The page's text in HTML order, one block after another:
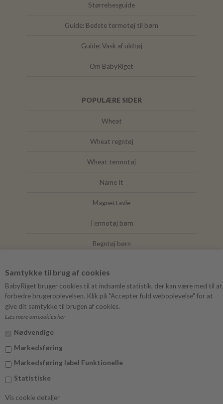
Samtykke til brug af cookies
BabyRiget bruger cookies til at indsamle statistik, der kan være med til at
forbedre brugeroplevelsen. Klik på "Accepter fuld weboplevelse" for at
give dit samtykke til brugen af cookies.
Læs mere om cookies her
Nødvendige
Markedsføring
Markedsføring label Funktionelle
Statistiske
Vis cookie detaljer
Størrelsesguide
Guide: Bedste termotøj til børn
Guide: Vask af uldtøj
Om BabyRiget
POPULÆRE SIDER
Wheat
Wheat regntøj
Wheat termotøj
Name It
Magnettavle
Termotøj børn
Regntøj børn
Mushie
Facebook